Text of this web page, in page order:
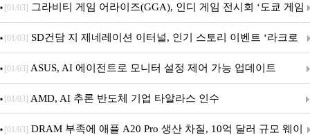
내 정식 출시
[01/03] 그라비티 게임 어라이즈(GGA), 인디 게임 전시회 ‘도쿄 게임
던전 13’ 참가!
[01/03] SD건담 지 제네레이션 이터널, 인기 스토리 이벤트 ‘라크로
아의 용사’ 재개최 및 풍성한 기념 이벤트 실시!
[01/03] ASUS, AI 에이전트로 모니터 설정 제어 가능 업데이트
[01/03] AMD, AI 추론 반도체 기업 타알라스 인수
[01/03] DRAM 부족에 애플 A20 Pro 생산 차질, 10억 달러 규모 웨이